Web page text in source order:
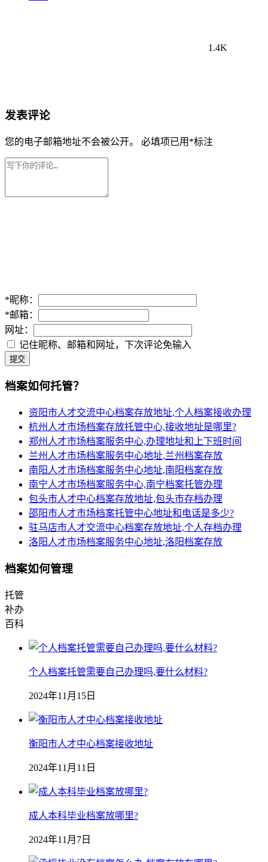
1.4K
发表评论
您的电子邮箱地址不会被公开。 必填项已用 *标注
*昵称：
*邮箱：
网址：
记住昵称、邮箱和网址，下次评论免输入
提交
档案如何托管？
资阳市人才交流中心档案存放地址,个人档案接收办理
杭州人才市场档案存放托管中心,接收地址是哪里?
郑州人才市场档案服务中心,办理地址和上下班时间
兰州人才市场档案服务中心地址,兰州档案存放
南阳人才市场档案服务中心地址,南阳档案存放
南宁人才市场档案服务中心,南宁档案托管办理
包头市人才中心档案存放地址,包头市存档办理
邵阳市人才市场档案托管中心地址和电话是多少?
驻马店市人才交流中心档案存放地址,个人存档办理
洛阳人才市场档案服务中心地址,洛阳档案存放
档案如何管理
托管
补办
百科
个人档案托管需要自己办理吗,要什么材料?
2024年11月15日
衡阳市人才中心档案接收地址
2024年11月11日
成人本科毕业档案放哪里?
2024年11月7日